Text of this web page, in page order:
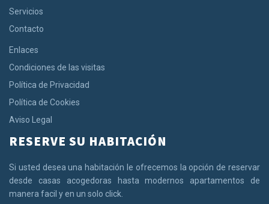
Servicios
Contacto
Enlaces
Condiciones de las visitas
Política de Privacidad
Política de Cookies
Aviso Legal
RESERVE SU HABITACIÓN
Si usted desea una habitación le ofrecemos la opción de reservar
desde casas acogedoras hasta modernos apartamentos de
manera facil y en un solo click.